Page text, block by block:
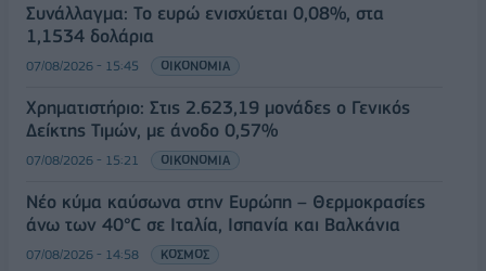
Συνάλλαγμα: Το ευρώ ενισχύεται 0,08%, στα
1,1534 δολάρια
07/08/2026 - 15:45 ΟΙΚΟΝΟΜΙΑ
Χρηματιστήριο: Στις 2.623,19 μονάδες ο Γενικός
Δείκτης Τιμών, με άνοδο 0,57%
07/08/2026 - 15:21 ΟΙΚΟΝΟΜΙΑ
Νέο κύμα καύσωνα στην Ευρώπη – Θερμοκρασίες
άνω των 40°C σε Ιταλία, Ισπανία και Βαλκάνια
07/08/2026 - 14:58 ΚΟΣΜΟΣ